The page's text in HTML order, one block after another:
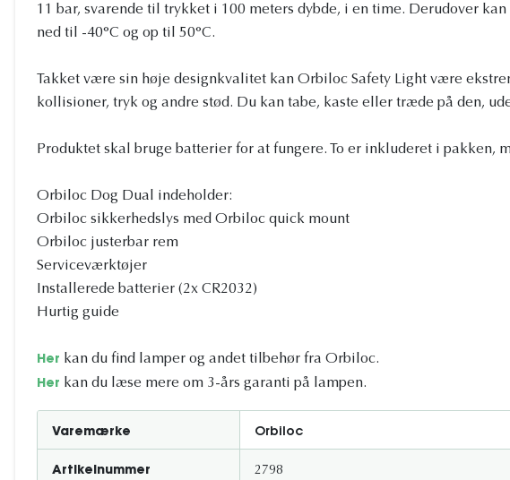
11 bar, svarende til trykket i 100 meters dybde, i en time. Derudover
ned til -40°C og op til 50°C.
Takket være sin høje designkvalitet kan Orbiloc Safety Light være
kollisioner, tryk og andre stød. Du kan tabe, kaste eller træde på den,
Produktet skal bruge batterier for at fungere. To er inkluderet i pakken,
Orbiloc Dog Dual indeholder:
Orbiloc sikkerhedslys med Orbiloc quick mount
Orbiloc justerbar rem
Serviceværktøjer
Installerede batterier (2x CR2032)
Hurtig guide
Her kan du find lamper og andet tilbehør fra Orbiloc.
Her kan du læse mere om 3-års garanti på lampen.
Varemærke Orbiloc
Artikelnummer 2798